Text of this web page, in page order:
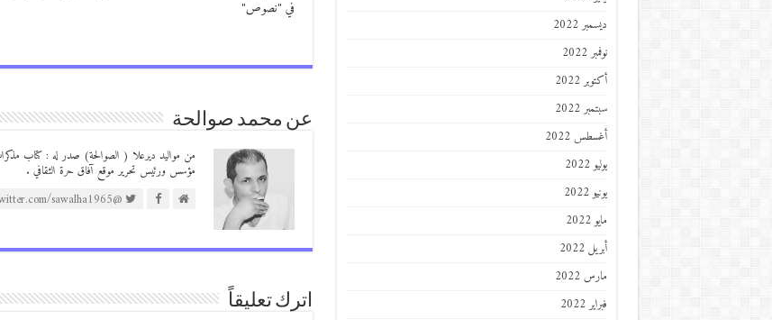
في "نصوص"
عن محمد صوالحة
مؤسس ورئيس تحرير موقع آفاق حرة الثقافي .
@https://twitter.com/sawalha1965
اترك تعليقاً
ديسمبر 2022
نوفمبر 2022
أكتوبر 2022
سبتمبر 2022
أغسطس 2022
يوليو 2022
يونيو 2022
مايو 2022
أبريل 2022
مارس 2022
فبراير 2022